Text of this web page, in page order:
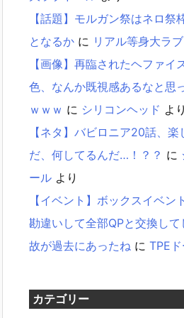
【話題】モルガン祭はネロ祭
となるか に リアル等身大ラ
【画像】再臨されたヘファイ
色、なんか既視感あるなと思
ｗｗｗ に シリコンヘッド より
【ネタ】バビロニア20話、
だ、何してるんだ…！？？ に
ール より
【イベント】ボックスイベン
勘違いして全部QPと交換し
故が過去にあったね に TPE
カテゴリー